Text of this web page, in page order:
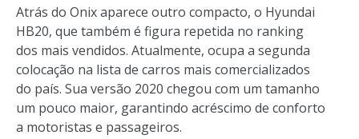
Atrás do Onix aparece outro compacto, o Hyundai
HB20, que também é figura repetida no ranking
dos mais vendidos. Atualmente, ocupa a segunda
colocação na lista de carros mais comercializados
do país. Sua versão 2020 chegou com um tamanho
um pouco maior, garantindo acréscimo de conforto
a motoristas e passageiros.